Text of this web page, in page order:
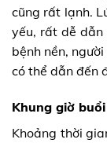
cũng rất lạnh.
yếu, rất dễ dẫn
bệnh nền,
có thể dẫn đến
Khung giờ
Khoảng thời